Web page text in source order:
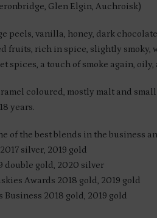
Glen Elgin, Auchroisk)
peels, vanilla, honey, dark
fruits, rich in spice, slightly smoky,
spices, a touch of smoke again,
coloured, mostly malt and
years.
of the best blends in the business
silver, 2019 gold
double gold, 2020 silver
Awards 2018 gold, 2019 gold
Business 2018 gold, 2019 gold